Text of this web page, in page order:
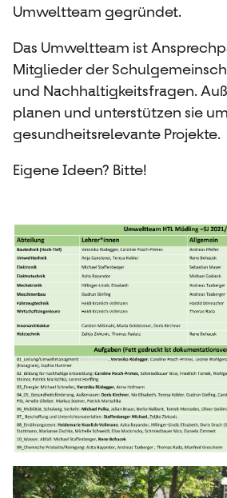
Umweltteam gegründet.
Das Umweltteam ist
Mitglieder der
und Nachhaltigkeitsfragen.
planen und unterstützen sie
gesundheitsrelevante Projekte.
Eigene Ideen? Bitte!